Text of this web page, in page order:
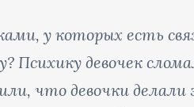
у которых есть
Психику девочек
что девочки делали